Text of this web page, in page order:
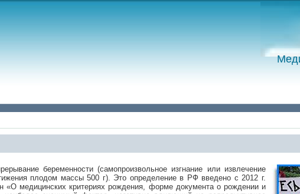
беременности (самопроизвольное изгнание или извлечение
плодом массы 500 г). Это определение в РФ введено с 2012 г.
«О медицинских критериях рождения, форме документа о рождении и